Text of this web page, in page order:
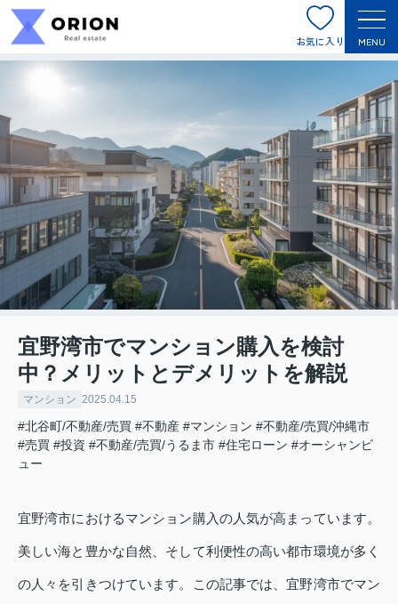
お気に入り MENU
宜野湾市でマンション購入を検討
中？メリットとデメリットを解説
マンション 2025.04.15
#北谷町/不動産/売買 #不動産 #マンション #不動産/売買/沖縄市
#売買 #投資 #不動産/売買/うるま市 #住宅ローン #オーシャンビ
ュー
宜野湾市におけるマンション購入の人気が高まっています。
美しい海と豊かな自然、そして利便性の高い都市環境が多く
の人々を引きつけています。この記事では、宜野湾市でマン